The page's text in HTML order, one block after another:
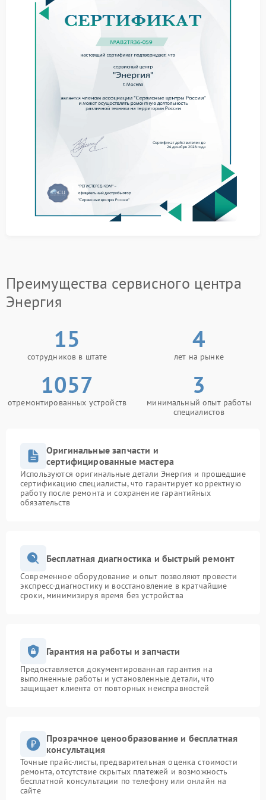
нестабильной работе системы охлаждения.
гул внутри корпуса;
повышенный нагрев устройства;
отключения при подключенной нагрузке;
нестабильная работа вентилятора.
Что стоит сделать при
перегреве
отключить часть подключенного оборудования и
убедиться, что вентиляционные отверстия открыты.
Сервис Энергия занимается заменой поврежденных
компонентов трансформатора и обслуживанием
электронных элементов, связанных с перегревом.
не размещать ИБП рядом с батареями;
не подключать слишком мощную технику;
При неисправности трансформатора требуется
диагностика состояния платы и системы
охлаждения. В сервисном центре Энергия
выполняют ремонт трансформатора, замену
компонентов от загрязнений. После обслуживания
устройство стабильнее переносит нагрузку и
меньше нагревается во время длительной работы.
Преимущества сервисного центра
Энергия
15
сотрудников в штате
4
лет на рынке
1057
отремонтированных устройств
3
минимальный опыт работы
специалистов
Оригинальные запчасти и
сертифицированные мастера
Используются оригинальные детали Энергия и прошедшие
сертификацию специалисты, что гарантирует корректную
работу после ремонта и сохранение гарантийных
обязательств
Бесплатная диагностика и быстрый ремонт
Современное оборудование и опыт позволяют провести
экспресс-диагностику и восстановление в кратчайшие
сроки, минимизируя время без устройства
Гарантия на работы и запчасти
Предоставляется документированная гарантия на
выполненные работы и установленные детали, что
защищает клиента от повторных неисправностей
Прозрачное ценообразование и бесплатная
консультация
Точные прайс-листы, предварительная оценка стоимости
ремонта, отсутствие скрытых платежей и возможность
бесплатной консультации по телефону или онлайн на
сайте